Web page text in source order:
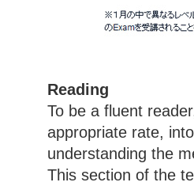
Reading
To be a fluent
appropriate rate,
understanding the
This section of the